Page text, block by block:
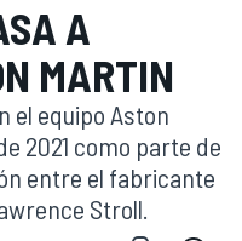
A
MARTIN
el equipo Aston
2021 como parte de
entre el fabricante
Stroll.